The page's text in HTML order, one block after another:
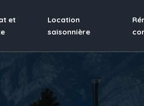
et
Location
saisonnière